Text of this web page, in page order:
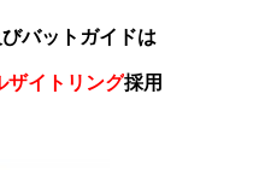
バットガイドは
ザイトリング採用